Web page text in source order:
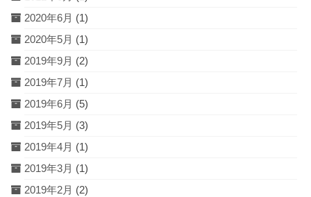
2020年6月 (1)
2020年5月 (1)
2019年9月 (2)
2019年7月 (1)
2019年6月 (5)
2019年5月 (3)
2019年4月 (1)
2019年3月 (1)
2019年2月 (2)